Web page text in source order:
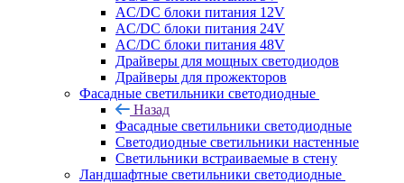
AC/DC блоки питания 12V
AC/DC блоки питания 24V
AC/DC блоки питания 48V
Драйверы для мощных светодиодов
Драйверы для прожекторов
Фасадные светильники светодиодные
Назад
Фасадные светильники светодиодные
Светодиодные светильники настенные
Светильники встраиваемые в стену
Ландшафтные светильники светодиодные